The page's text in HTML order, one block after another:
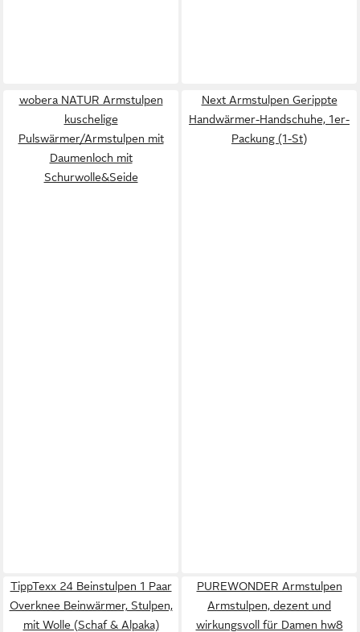
wobera NATUR Armstulpen
kuschelige
Pulswärmer/Armstulpen mit
Daumenloch mit
Schurwolle&Seide
Next Armstulpen Gerippte
Handwärmer-Handschuhe, 1er-
Packung (1-St)
TippTexx 24 Beinstulpen 1 Paar
Overknee Beinwärmer, Stulpen,
mit Wolle (Schaf & Alpaka)
PUREWONDER Armstulpen
Armstulpen, dezent und
wirkungsvoll für Damen hw8